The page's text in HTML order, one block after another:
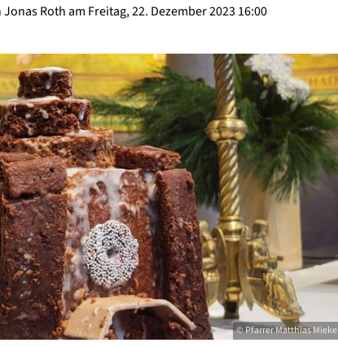
Roth am Freitag, 22. Dezember 2023 16:00
© Pfarrer Matthias Mieke